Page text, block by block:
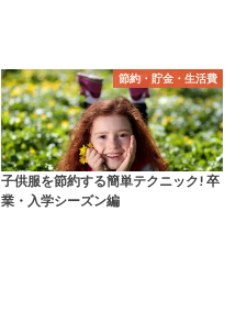
節約・貯金・生活費
子供服を節約する簡単テクニック! 卒
業・入学シーズン編